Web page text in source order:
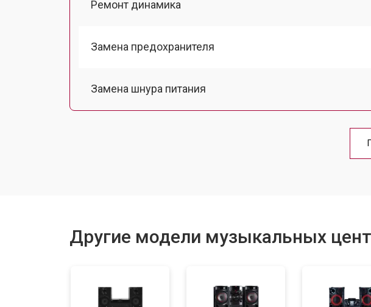
Ремонт динамика
Замена предохранителя
Замена шнура питания
Замена кнопок
Другие модели музыкальных